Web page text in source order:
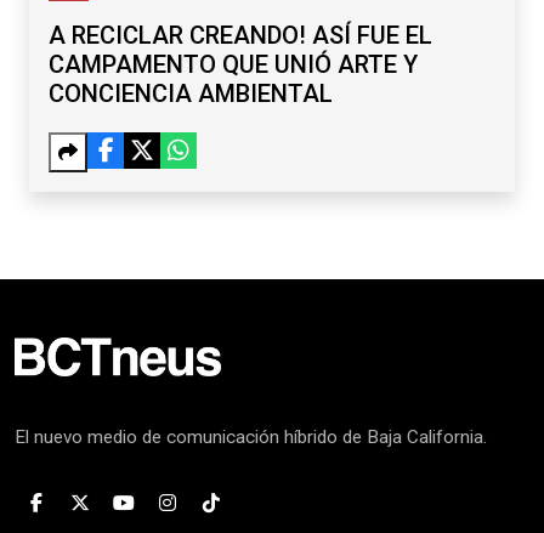
A RECICLAR CREANDO! ASÍ FUE EL
CAMPAMENTO QUE UNIÓ ARTE Y
CONCIENCIA AMBIENTAL
El nuevo medio de comunicación híbrido de Baja California.